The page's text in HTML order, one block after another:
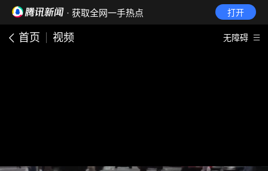
· 获取全网一手热点 打开
首页 视频 无障碍